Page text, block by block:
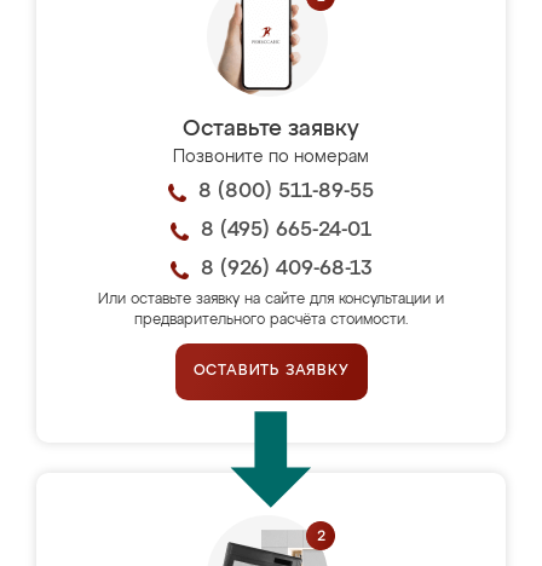
Оставьте заявку
Позвоните по номерам
8 (800) 511-89-55
8 (495) 665-24-01
8 (926) 409-68-13
Или оставьте заявку на сайте для консультации и
предварительного расчёта стоимости.
ОСТАВИТЬ ЗАЯВКУ